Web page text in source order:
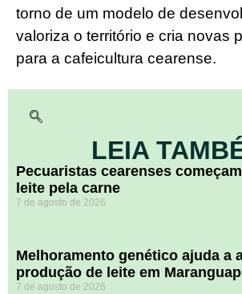
torno de um modelo de
valoriza o território e cria novas
para a cafeicultura cearense.
LEIA
Pecuaristas cearenses
leite pela carne
7 de agosto de 2026
Melhoramento genético ajuda a
produção de leite em
7 de agosto de 2026